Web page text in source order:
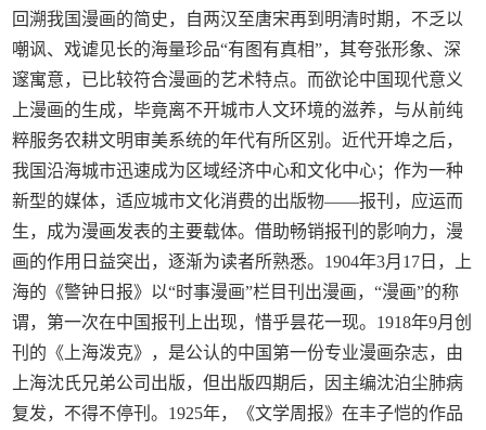
回溯我国漫画的简史，自两汉至唐宋再到明清时期，不乏以
嘲讽、戏谑见长的海量珍品“有图有真相”，其夸张形象、深
邃寓意，已比较符合漫画的艺术特点。而欲论中国现代意义
上漫画的生成，毕竟离不开城市人文环境的滋养，与从前纯
粹服务农耕文明审美系统的年代有所区别。近代开埠之后，
我国沿海城市迅速成为区域经济中心和文化中心；作为一种
新型的媒体，适应城市文化消费的出版物——报刊，应运而
生，成为漫画发表的主要载体。借助畅销报刊的影响力，漫
画的作用日益突出，逐渐为读者所熟悉。1904年3月17日，上
海的《警钟日报》以“时事漫画”栏目刊出漫画，“漫画”的称
谓，第一次在中国报刊上出现，惜乎昙花一现。1918年9月创
刊的《上海泼克》，是公认的中国第一份专业漫画杂志，由
上海沈氏兄弟公司出版，但出版四期后，因主编沈泊尘肺病
复发，不得不停刊。1925年，《文学周报》在丰子恺的作品